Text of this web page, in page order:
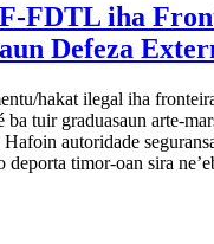
FDTL iha
Defeza
hakat ilegal iha
ba tuir graduasaun arte-
autoridade
timor-oan sira